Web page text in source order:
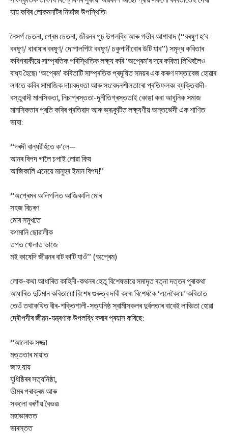
যায় কবিৰ লোকমনটিৰ নিভাঁজ উপস্থিতি৷
নৈসৰ্গ চেতনা, প্ৰেম চেতনা, জীৱনৰ গূঢ় উপলব্ধি আৰু গভীৰ আশাবাদ (‘‘বৰষুণ হ’ব
বৰষুণ/ ধাৰাষাৰ বৰষুণ/ দোপালপিটা বৰষুণ/ চকুপানীবোৰ উটি যাব’’) সমৃদ্ধ কবিতাৰ
কবিগৰাকীয়ে সাম্প্ৰতিক পৰিস্থিতিক লক্ষ্য কৰি ‘অপ্ৰেম’ৰ দৰে কবিতা লিখিবলৈও
বাধ্য হৈছে৷ ‘অপ্ৰেম’ কবিতাটি সাম্প্ৰতিক প্ৰদূষিত সময়ৰ এক কৰুণ দস্তাবেজ হোৱাৰ
লগতে কবিৰ সামাজিক দায়বদ্ধতা আৰু সংবেদনশীলতাৰো প্ৰতিফলক৷ ব্যক্তিবাদী-
বস্তুবাদী মানসিকতা, নিচাগ্ৰস্ততা-দূৰ্নীতিগ্ৰস্ততাই কোঙা কৰা আধুনিক সমাজ
মানসিকতাৰ প্ৰতি কবিৰ প্ৰতিবাদ আৰু ভ্ৰূকুটিত লক্ষ্যণীয় অন্তৰ্ভেদী এক শাণিত
ভাষা:
‘‘দৰদী বান্ধৱীহঁতে ক’লে—
আনৰ বিপদ গালৈ চপাই লোৱা কিয়
আজিকালি এনেয়ে মানুহৰ ইমান বিপদ!’’
‘‘অপ্ৰেমৰ অলিগলিত আজিকালি মোৰ
সহজ বিচৰণ
মোৰ সমুখতে
কণমানি ছোৱালীক
তপত খোলাত ভাজে
মই কাষেদি জীৱনৰ বাট কাটি যাওঁ’’ (অপ্ৰেম)
লোক-কথা আধাৰিত কাহিনী-কথনৰ হেতু বিশেষভাৱে সমাদৃত ৰত্না দত্তৰ পুৰাকথা
আধাৰিত দুটিমান কবিতায়ো বিশেষ গুৰুত্ব দাবী কৰে৷ বিশেষকৈ ‘এনেকৈয়ে’ কবিতাত
তেওঁ তথাকথিত বীৰ-শক্তিশালী-সত্যনিষ্ঠ স্বামীসকলৰ দুৰ্বলতাৰ বাবেই লাঞ্চিতা হোৱা
দ্ৰৌপদীৰ জীৱন-যন্ত্ৰণাক উপলব্ধি কৰাৰ প্ৰয়াস কৰিছে:
‘‘আলোক সজ্জা
মত্ততাৰ মায়াত
জাহ যায়
যুধিষ্ঠিৰৰ সত্যনিষ্ঠা,
ভীমৰ পৰাক্ৰম আৰু
সকলো বৰণীয় বৈভৱ৷
মহাভাৰতত
ভাৰস্তত